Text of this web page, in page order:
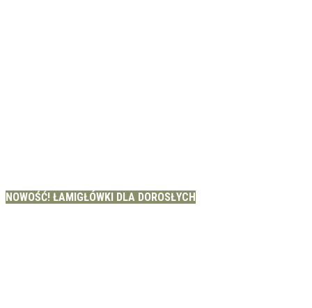
NOWOŚĆ! ŁAMIGŁÓWKI DLA DOROSŁYCH